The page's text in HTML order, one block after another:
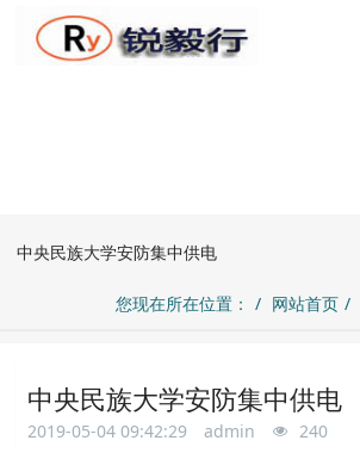
中央民族大学安防集中供电
您现在所在位置： 网站首页
中央民族大学安防集中供电
2019-05-04 09:42:29 admin 240